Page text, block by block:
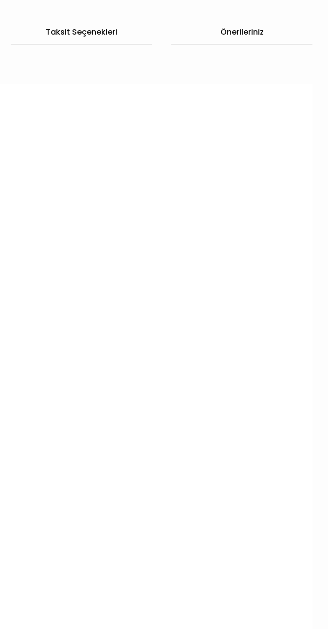
Taksit Seçenekleri Önerileriniz